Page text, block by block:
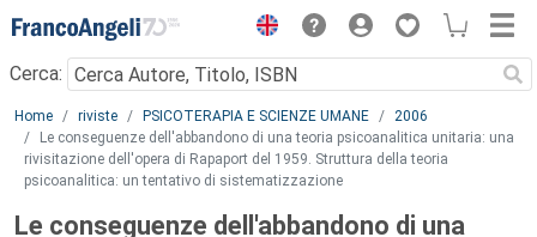
Menu
Cerca:
Main content
Home riviste PSICOTERAPIA E SCIENZE UMANE
2006
Le conseguenze dell'abbandono di una teoria psicoanalitica unitaria: una
rivisitazione dell'opera di Rapaport del 1959. Struttura della teoria
psicoanalitica: un tentativo di sistematizzazione
Le conseguenze dell'abbandono di una